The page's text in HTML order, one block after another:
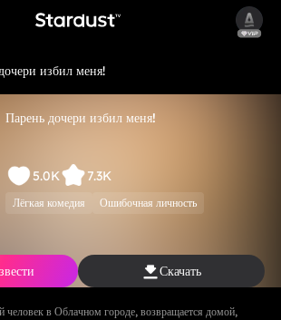
избил меня!
Парень дочери избил меня!
5.0K 7.3K
Лёгкая комедия Ошибочная личность
Скачать
человек в Облачном городе, возвращается домой,